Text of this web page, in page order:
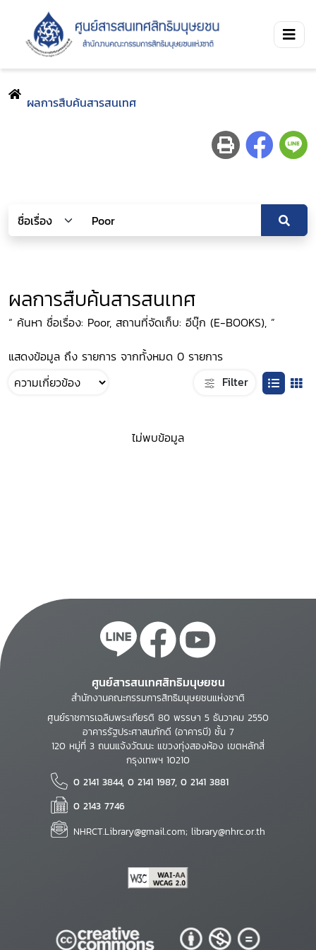
ผลการสืบค้นสารสนเทศ
ผลการสืบค้นสารสนเทศ
“ ค้นหา ชื่อเรื่อง: Poor, สถานที่จัดเก็บ: อีบุ๊ก (E-BOOKS), ”
แสดงข้อมูล ถึง รายการ จากทั้งหมด 0 รายการ
Filter
ไม่พบข้อมูล
ศูนย์สารสนเทศสิทธิมนุษยชน
สำนักงานคณะกรรมการสิทธิมนุษยชนแห่งชาติ
ศูนย์ราชการเฉลิมพระเกียรติ 80 พรรษา 5 ธันวาคม 2550
อาคารรัฐประศาสนภักดี (อาคารบี) ชั้น 7
120 หมู่ที่ 3 ถนนแจ้งวัฒนะ แขวงทุ่งสองห้อง เขตหลักสี่
กรุงเทพฯ 10210
0 2141 3844, 0 2141 1987, 0 2141 3881
0 2143 7746
NHRCT.Library@gmail.com; library@nhrc.or.th